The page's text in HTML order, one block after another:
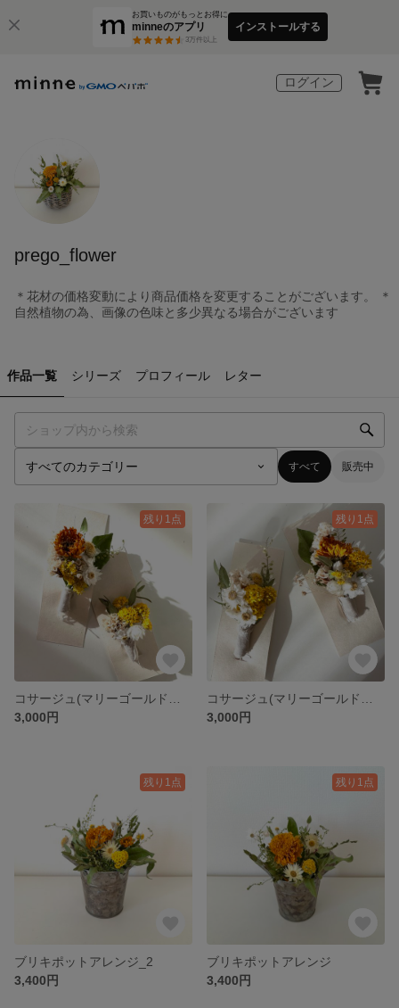
お買いものがもっとお得に
minneのアプリ
3万件以上
インストールする
ログイン
prego_flower
＊花材の価格変動により商品価格を変更することがございます。 ＊
自然植物の為、画像の色味と多少異なる場合がございます
作品一覧 シリーズ プロフィール レター
すべて 販売中
残り1点
3,000円
残り1点
3,000円
残り1点
ブリキポットアレンジ_2
3,400円
残り1点
ブリキポットアレンジ
3,400円